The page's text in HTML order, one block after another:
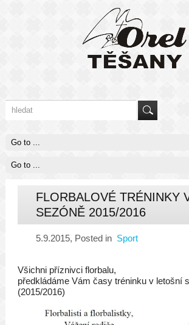
FLORBALOVÉ TRÉNINKY
SEZÓNĚ 2015/2016
5.9.2015, Posted in Sport
Všichni příznivci florbalu,
předkládáme Vám časy tréninku v letošní
(2015/2016)